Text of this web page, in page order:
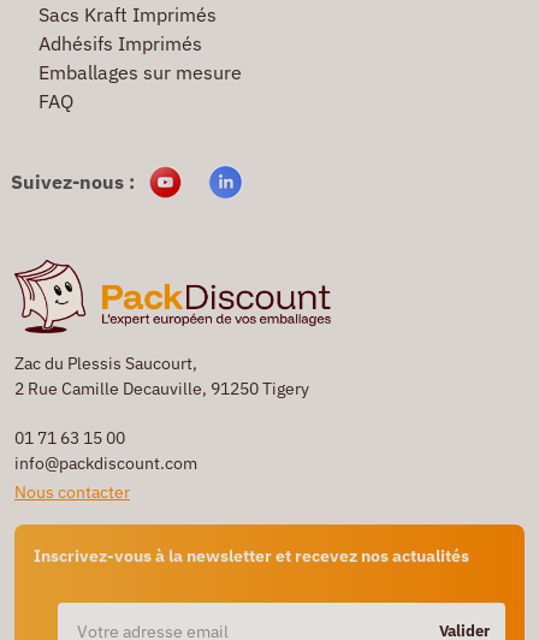
Zac du Plessis Saucourt,
2 Rue Camille Decauville, 91250 Tigery
01 71 63 15 00
info@packdiscount.com
Nous contacter
Inscrivez-vous à la newsletter et recevez nos actualités
Valider
Sacs Kraft Imprimés
Adhésifs Imprimés
Emballages sur mesure
FAQ
Suivez-nous :